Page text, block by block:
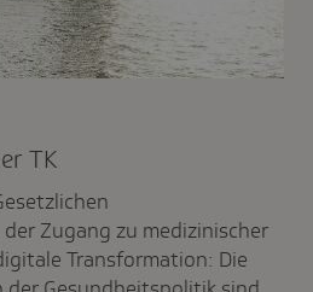
TK
Zugang zu medizinischer
Transformation: Die